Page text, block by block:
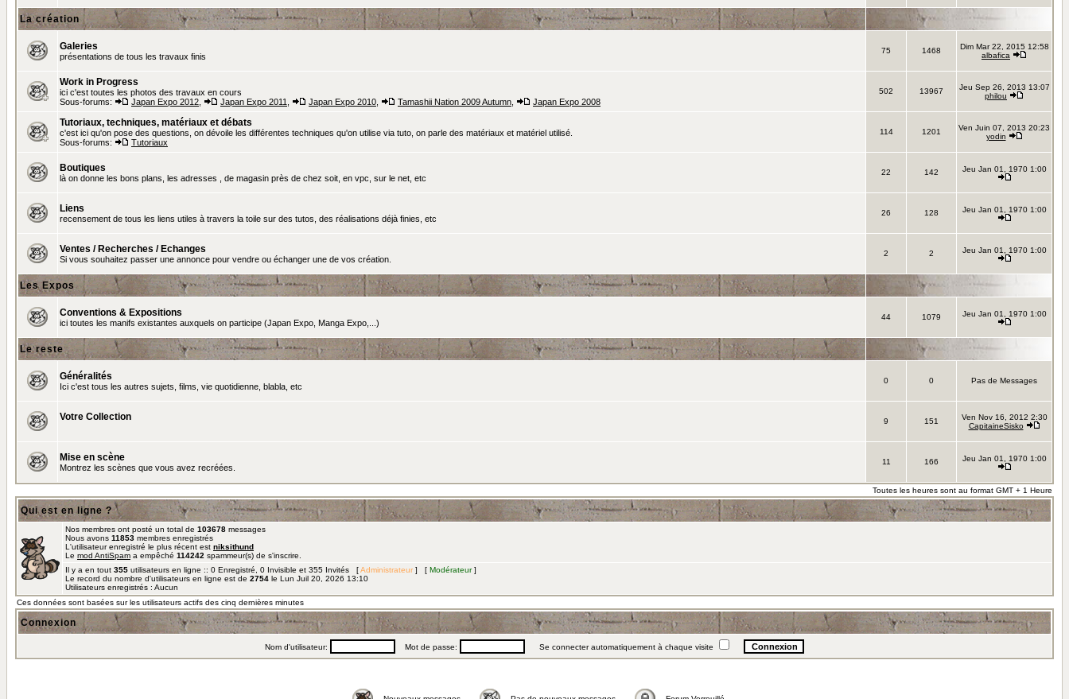
La création
Galeries
présentations de tous les travaux finis
75 1468
Dim Mar 22, 2015 12:58
albafica
Work in Progress
ici c'est toutes les photos des travaux en cours
Sous-forums:
Japan Expo 2012 Japan Expo 2011 Japan Expo 2010 Tamashii Nation 2009 Autumn Japan Expo 2008
502 13967
Jeu Sep 26, 2013 13:07
philou
Tutoriaux, techniques, matériaux et débats
c'est ici qu'on pose des questions, on dévoile les différentes techniques qu'on utilise via tuto, on parle des matériaux et matériel utilisé.
Sous-forums:
Tutoriaux
114 1201
Ven Juin 07, 2013 20:23
yodin
Boutiques
là on donne les bons plans, les adresses , de magasin près de chez soit, en vpc, sur le net, etc
22 142 Jeu Jan 01, 1970 1:00
Liens
recensement de tous les liens utiles à travers la toile sur des tutos, des réalisations déjà finies, etc
26 128 Jeu Jan 01, 1970 1:00
Ventes / Recherches / Echanges
Si vous souhaitez passer une annonce pour vendre ou échanger une de vos création.
2 2 Jeu Jan 01, 1970 1:00
Les Expos
Conventions & Expositions
ici toutes les manifs existantes auxquels on participe (Japan Expo, Manga Expo,...)
44 1079 Jeu Jan 01, 1970 1:00
Le reste
Généralités
Ici c'est tous les autres sujets, films, vie quotidienne, blabla, etc
0 0 Pas de Messages
Votre Collection 9 151
Ven Nov 16, 2012 2:30
CapitaineSisko
Mise en scène
Montrez les scènes que vous avez recréées.
11 166 Jeu Jan 01, 1970 1:00
Toutes les heures sont au format GMT + 1 Heure
Qui est en ligne ?
Nos membres ont posté un total de 103678 messages
Nous avons 11853 membres enregistrés
L'utilisateur enregistré le plus récent est niksithund
Le mod AntiSpam a empêché 114242 spammeur(s) de s'inscrire.
Il y a en tout 355 utilisateurs en ligne :: 0 Enregistré, 0 Invisible et 355 Invités [Administrateur ] [ Modérateur]
Le record du nombre d'utilisateurs en ligne est de 2754 le Lun Juil 20, 2026 13:10
Utilisateurs enregistrés : Aucun
Ces données sont basées sur les utilisateurs actifs des cinq dernières minutes
Connexion
Nom d'utilisateur: Mot de passe: Se connecter automatiquement à chaque visite